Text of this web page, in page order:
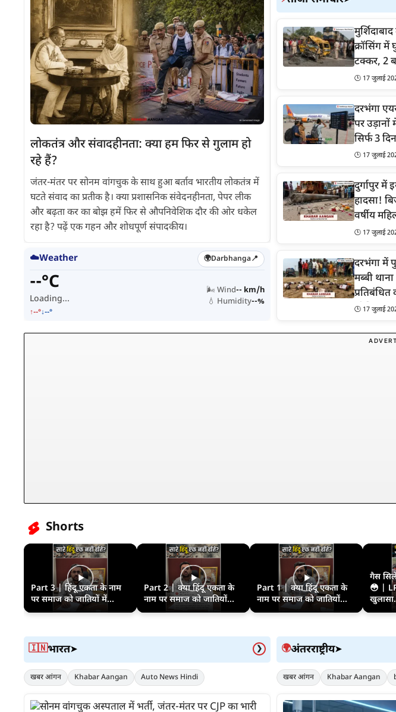
लोकतंत्र और संवादहीनता: क्या हम फिर से गुलाम हो
रहे हैं?
जंतर-मंतर पर सोनम वांगचुक के साथ हुआ बर्ताव भारतीय लोकतंत्र में
घटते संवाद का प्रतीक है। क्या प्रशासनिक संवेदनहीनता, पेपर लीक
और बढ़ता कर का बोझ हमें फिर से औपनिवेशिक दौर की ओर धकेल
रहा है? पढ़ें एक गहन और शोधपूर्ण संपादकीय।
सोनम वांगचुक अस्पताल में
NEET पेपर लीक के खिलाफ
वांगचुक को दिल्ली पुलिस ने
भर्ती करा दिया है। CJP के
☁️Weather 🌍Darbhanga📍
--°C
Loading...
↑--°↓--°
🌬️ Wind-- km/h
💧 Humidity--%
क्रॉसिंग में
टक्कर, 2
🕒 17 जुलाई
दरभंगा
पर उड़ानों
सिर्फ 3
🕒 17 जुलाई
दुर्गापुर में
हादसा!
वर्षीय
🕒 17 जुलाई
दरभंगा में
मब्बी
शीशियां
🕒 17 जुलाई
Shorts
Part 3 | हिंदू एकता के नाम
पर समाज को जातियों में...
Part 2 | क्या हिंदू एकता के
नाम पर समाज को जातियों...
Part 1 | क्या हिंदू एकता के
नाम पर समाज को जातियों...
गैस
😳 |
🇮🇳भारत➤ ❯
खबर आंगन Khabar Aangan Auto News Hindi
🌍अंतरराष्ट्रीय➤
खबर आंगन Khabar Aangan